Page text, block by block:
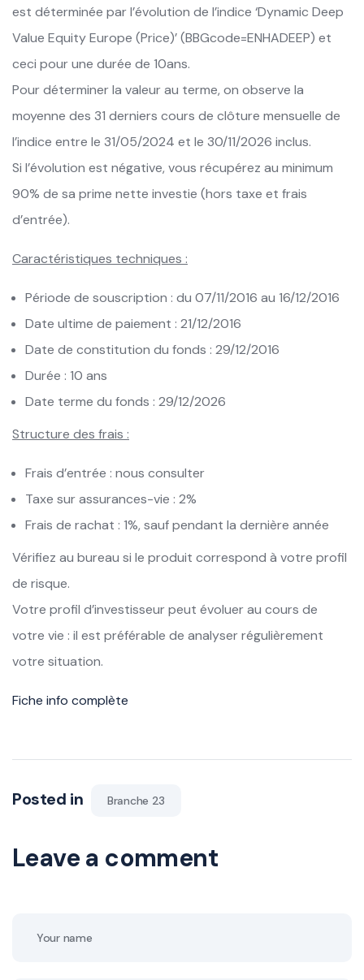
est déterminée par l’évolution de l’indice ‘Dynamic Deep
Value Equity Europe (Price)’ (BBGcode=ENHADEEP) et
ceci pour une durée de 10ans.
Pour déterminer la valeur au terme, on observe la
moyenne des 31 derniers cours de clôture mensuelle de
l’indice entre le 31/05/2024 et le 30/11/2026 inclus.
Si l’évolution est négative, vous récupérez au minimum
90% de sa prime nette investie (hors taxe et frais
d’entrée).
Caractéristiques techniques :
Période de souscription : du 07/11/2016 au 16/12/2016
Date ultime de paiement : 21/12/2016
Date de constitution du fonds : 29/12/2016
Durée : 10 ans
Date terme du fonds : 29/12/2026
Structure des frais :
Frais d’entrée : nous consulter
Taxe sur assurances-vie : 2%
Frais de rachat : 1%, sauf pendant la dernière année
Vérifiez au bureau si le produit correspond à votre profil
de risque.
Votre profil d’investisseur peut évoluer au cours de
votre vie : il est préférable de analyser régulièrement
votre situation.
Fiche info complète
Posted in Branche 23
Leave a comment